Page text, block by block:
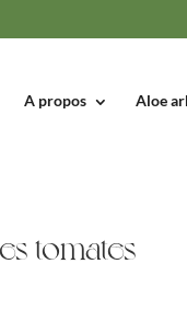
A propos Aloe
tomates